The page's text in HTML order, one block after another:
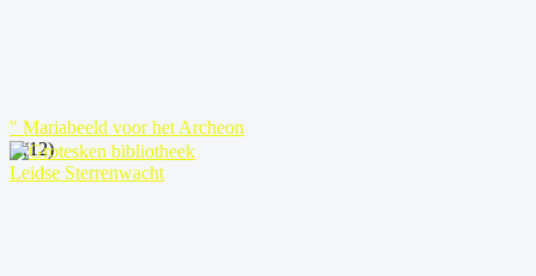
" Mariabeeld voor het Archeon
" (12)